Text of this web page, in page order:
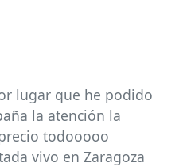
lugar que he podido
la atención la
todooooo
vivo en Zaragoza